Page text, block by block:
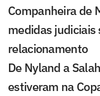
Companheira de
medidas judiciais
relacionamento
De Nyland a
estiveram na